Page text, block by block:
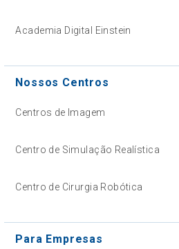
Academia Digital Einstein
Nossos Centros
Centros de Imagem
Centro de Simulação Realística
Centro de Cirurgia Robótica
Para Empresas